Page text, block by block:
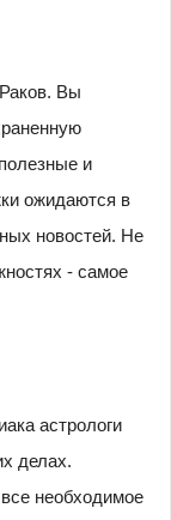
Вы
и
ожидаются в
новостей. Не
- самое
астрологи
делах.
необходимое